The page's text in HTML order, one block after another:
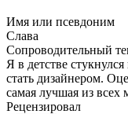
Имя или псевдоним
Слава
Сопроводительный
Я в детстве
стать дизайнером.
самая лучшая из всех
Рецензировал